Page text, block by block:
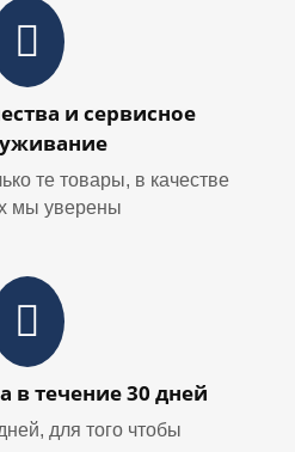
и сервисное
те товары, в качестве
мы уверены
в течение 30 дней
для того чтобы